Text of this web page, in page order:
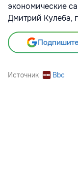
экономические
Дмитрий Кулеба,
Источник Bbc